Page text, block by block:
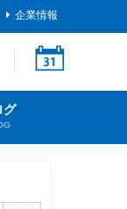
企業情報
グ